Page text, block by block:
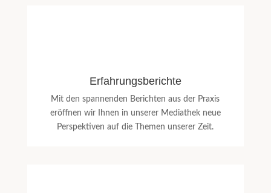
Erfahrungsberichte
Mit den spannenden Berichten aus der Praxis
eröffnen wir Ihnen in unserer Mediathek neue
Perspektiven auf die Themen unserer Zeit.